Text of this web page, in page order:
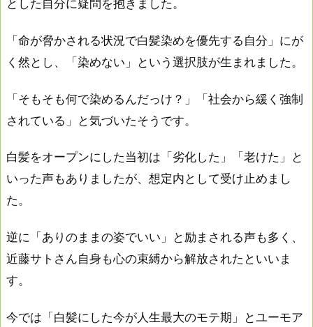
とした自分に疑問を抱きました。
「命が脅かされる状況で白髪染めを優先する自分」にが
く然とし、「染めない」という選択肢が生まれました。
「そもそも何で染めるんだっけ？」「社会から緩く強制
されている」と気づいたそうです。
白髪をオープンにした当初は「劣化した」「老けた」と
いった声もありましたが、想定内として受け止めまし
た。
逆に「ありのままの姿でいい」と励まされる声も多く、
近藤サトさん自身も心の束縛から解放されたといいま
す。
今では「白髪にした今が人生最大のモテ期」とユーモア